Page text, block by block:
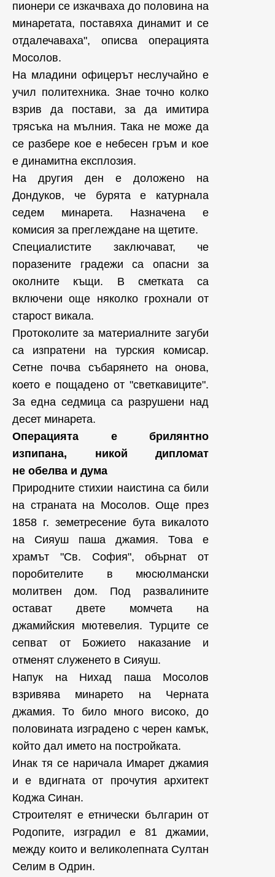
пионери се изкачваха до половина на
минаретата, поставяха динамит и се
отдалечаваха", описва операцията
Мосолов.
На младини офицерът неслучайно е
учил политехника. Знае точно колко
взрив да постави, за да имитира
трясъка на мълния. Така не може да
се разбере кое е небесен гръм и кое
е динамитна експлозия.
На другия ден е доложено на
Дондуков, че бурята е катурнала
седем минарета. Назначена е
комисия за преглеждане на щетите.
Специалистите заключават, че
поразените градежи са опасни за
околните къщи. В сметката са
включени още няколко грохнали от
старост викала.
Протоколите за материалните загуби
са изпратени на турския комисар.
Сетне почва събарянето на онова,
което е пощадено от "светкавиците".
За една седмица са разрушени над
десет минарета.
Операцията е брилянтно
изпипана, никой дипломат
не обелва и дума
Природните стихии наистина са били
на страната на Мосолов. Още през
1858 г. земетресение бута викалото
на Сияуш паша джамия. Това е
храмът "Св. София", обърнат от
поробителите в мюсюлмански
молитвен дом. Под развалините
остават двете момчета на
джамийския мютевелия. Турците се
сепват от Божието наказание и
отменят служенето в Сияуш.
Напук на Нихад паша Мосолов
взривява минарето на Черната
джамия. То било много високо, до
половината изградено с черен камък,
който дал името на постройката.
Инак тя се наричала Имарет джамия
и е вдигната от прочутия архитект
Коджа Синан.
Строителят е етнически българин от
Родопите, изградил е 81 джамии,
между които и великолепната Султан
Селим в Одрин.